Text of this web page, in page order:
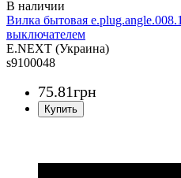
Вилка бытовая
выключателем
E.NEXT (Украина)
s9100048
75.81грн